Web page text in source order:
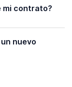
mi contrato?
nuevo